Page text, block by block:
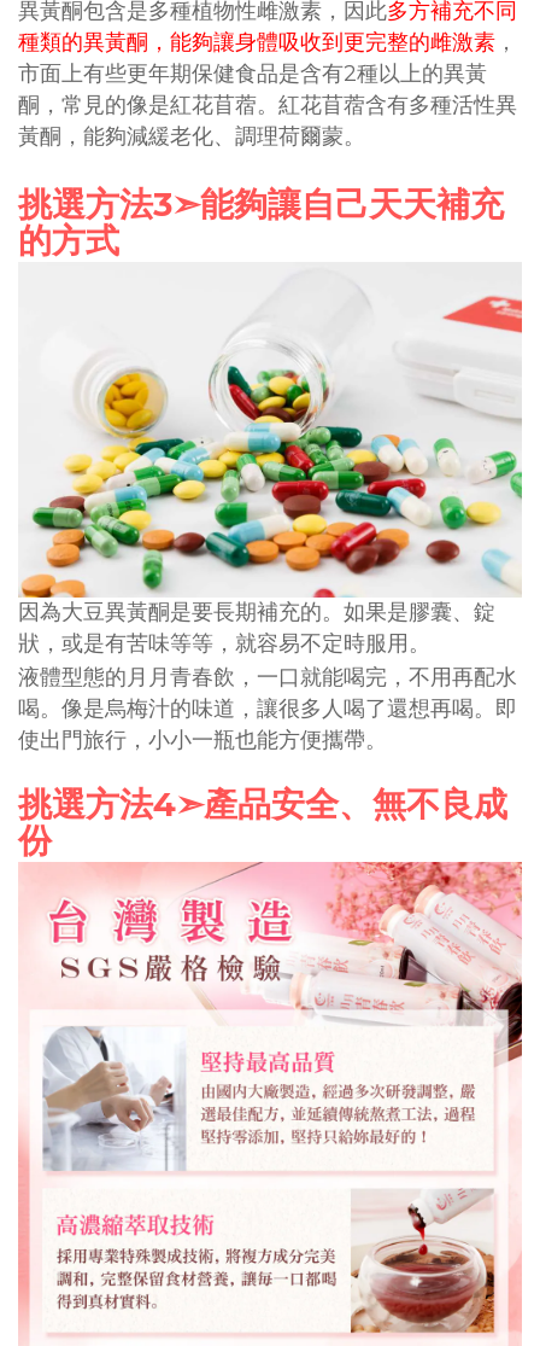
異黃酮包含是多種植物性雌激素，因此多方補充不同
種類的異黃酮，能夠讓身體吸收到更完整的雌激素 ，
市面上有些更年期保健食品是含有2種以上的異黃
酮，常見的像是紅花苜蓿。紅花苜蓿含有多種活性異
黃酮，能夠減緩老化、調理荷爾蒙。
挑選方法3➣能夠讓自己天天補充
的方式
因為大豆異黃酮是要長期補充的。如果是膠囊、錠
狀，或是有苦味等等，就容易不定時服用。
液體型態的月月青春飲，一口就能喝完，不用再配水
喝。像是烏梅汁的味道，讓很多人喝了還想再喝。即
使出門旅行，小小一瓶也能方便攜帶。
挑選方法4➣產品安全、無不良成
份